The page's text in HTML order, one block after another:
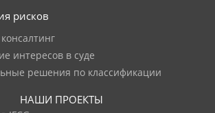
рисков
интересов в суде
решения по классификации
НАШИ ПРОЕКТЫ